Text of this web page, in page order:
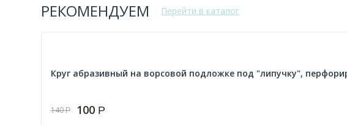
РЕКОМЕНДУЕМ Перейти в каталог
Круг абразивный на ворсовой подложке под "липучку",
140Р 100 Р